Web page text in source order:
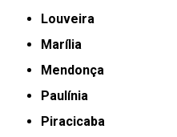
Louveira
Marília
Mendonça
Paulínia
Piracicaba